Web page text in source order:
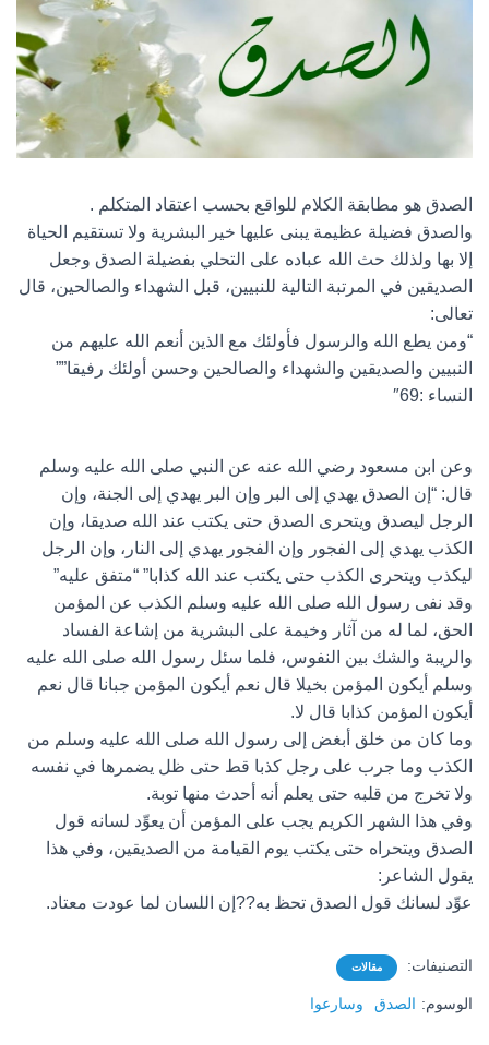
الصدق هو مطابقة الكلام للواقع بحسب اعتقاد المتكلم .
والصدق فضيلة عظيمة يبنى عليها خير البشرية ولا تستقيم الحياة
إلا بها ولذلك حث الله عباده على التحلي بفضيلة الصدق وجعل
الصديقين في المرتبة التالية للنبيين، قبل الشهداء والصالحين، قال
تعالى:
“ومن يطع الله والرسول فأولئك مع الذين أنعم الله عليهم من
النبيين والصديقين والشهداء والصالحين وحسن أولئك رفيقا””
النساء :69″
وعن ابن مسعود رضي الله عنه عن النبي صلى الله عليه وسلم
قال: “إن الصدق يهدي إلى البر وإن البر يهدي إلى الجنة، وإن
الرجل ليصدق ويتحرى الصدق حتى يكتب عند الله صديقا، وإن
الكذب يهدي إلى الفجور وإن الفجور يهدي إلى النار، وإن الرجل
ليكذب ويتحرى الكذب حتى يكتب عند الله كذابا” “متفق عليه”
وقد نفى رسول الله صلى الله عليه وسلم الكذب عن المؤمن
الحق، لما له من آثار وخيمة على البشرية من إشاعة الفساد
والريبة والشك بين النفوس، فلما سئل رسول الله صلى الله عليه
وسلم أيكون المؤمن بخيلا قال نعم أيكون المؤمن جبانا قال نعم
أيكون المؤمن كذابا قال لا.
وما كان من خلق أبغض إلى رسول الله صلى الله عليه وسلم من
الكذب وما جرب على رجل كذبا قط حتى ظل يضمرها في نفسه
ولا تخرج من قلبه حتى يعلم أنه أحدث منها توبة.
وفي هذا الشهر الكريم يجب على المؤمن أن يعوِّد لسانه قول
الصدق ويتحراه حتى يكتب يوم القيامة من الصديقين، وفي هذا
يقول الشاعر:
عوِّد لسانك قول الصدق تحظ به??إن اللسان لما عودت معتاد.
التصنيفات: مقالات
الوسوم: الصدق وسارعوا